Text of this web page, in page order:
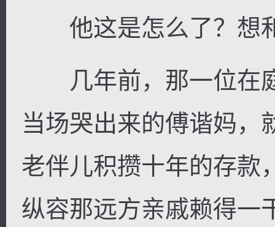
他这是怎么了？想
几年前，那一位在
当场哭出来的傅谐妈，
老伴儿积攒十年的存款
纵容那远方亲戚赖得一